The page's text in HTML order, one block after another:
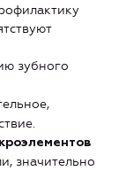
зубного
значительно